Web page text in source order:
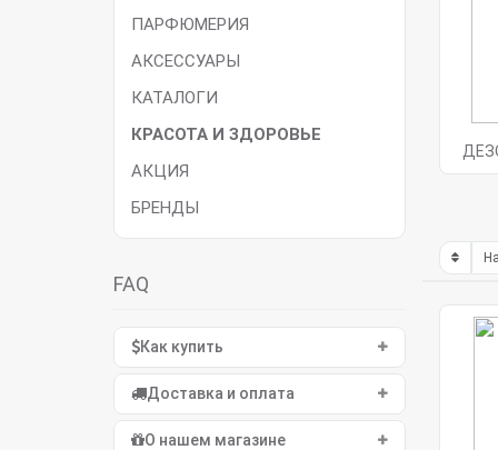
ПАРФЮМЕРИЯ
АКСЕССУАРЫ
КАТАЛОГИ
КРАСОТА И ЗДОРОВЬЕ
АКЦИЯ
БРЕНДЫ
FAQ
Как купить
Доставка и оплата
О нашем магазине